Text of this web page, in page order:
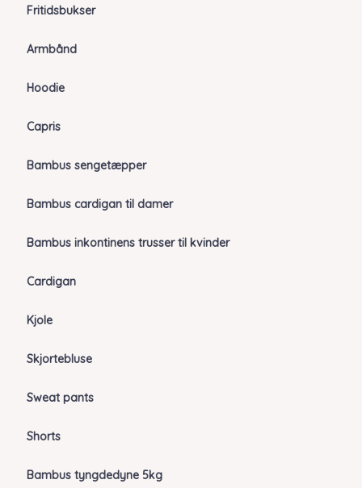
Fritidsbukser
Armbånd
Hoodie
Capris
Bambus sengetæpper
Bambus cardigan til damer
Bambus inkontinens trusser til kvinder
Cardigan
Kjole
Skjortebluse
Sweat pants
Shorts
Bambus tyngdedyne 5kg